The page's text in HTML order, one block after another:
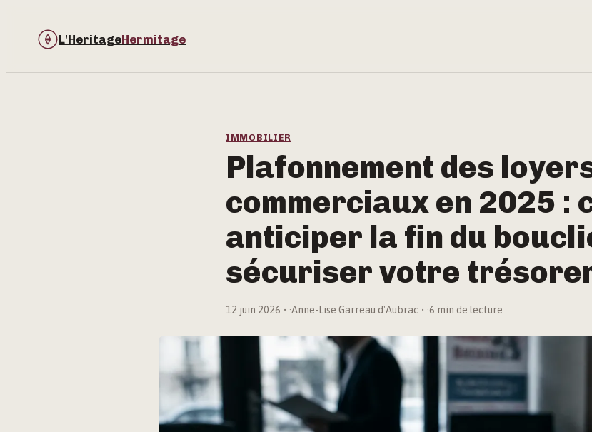
L'HeritageHermitage
IMMOBILIER
Plafonnement des
commerciaux en 2025 :
anticiper la fin du
sécuriser votre
12 juin 2026 ·Anne-Lise Garreau d'Aubrac ·6 min de lecture